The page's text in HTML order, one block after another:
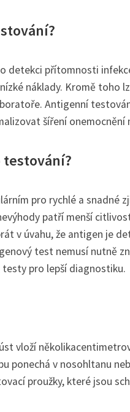
detekci přítomnosti
náklady. Kromě toho
Antigenní
šíření
pro rychlé a snadné
patří menší
v úvahu, že antigen je
test nemusí nutně
pro lepší diagnostiku.
vloží
ponechá v nosohltanu
proužky, které jsou